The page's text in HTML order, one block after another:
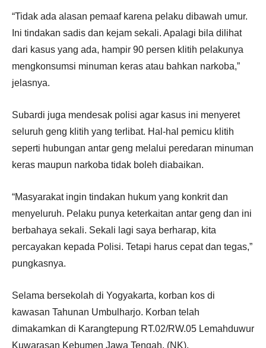
“Tidak ada alasan pemaaf karena pelaku dibawah umur.
Ini tindakan sadis dan kejam sekali. Apalagi bila dilihat
dari kasus yang ada, hampir 90 persen klitih pelakunya
mengkonsumsi minuman keras atau bahkan narkoba,”
jelasnya.
Subardi juga mendesak polisi agar kasus ini menyeret
seluruh geng klitih yang terlibat. Hal-hal pemicu klitih
seperti hubungan antar geng melalui peredaran minuman
keras maupun narkoba tidak boleh diabaikan.
“Masyarakat ingin tindakan hukum yang konkrit dan
menyeluruh. Pelaku punya keterkaitan antar geng dan ini
berbahaya sekali. Sekali lagi saya berharap, kita
percayakan kepada Polisi. Tetapi harus cepat dan tegas,”
pungkasnya.
Selama bersekolah di Yogyakarta, korban kos di
kawasan Tahunan Umbulharjo. Korban telah
dimakamkan di Karangtepung RT.02/RW.05 Lemahduwur
Kuwarasan Kebumen Jawa Tengah. (NK).